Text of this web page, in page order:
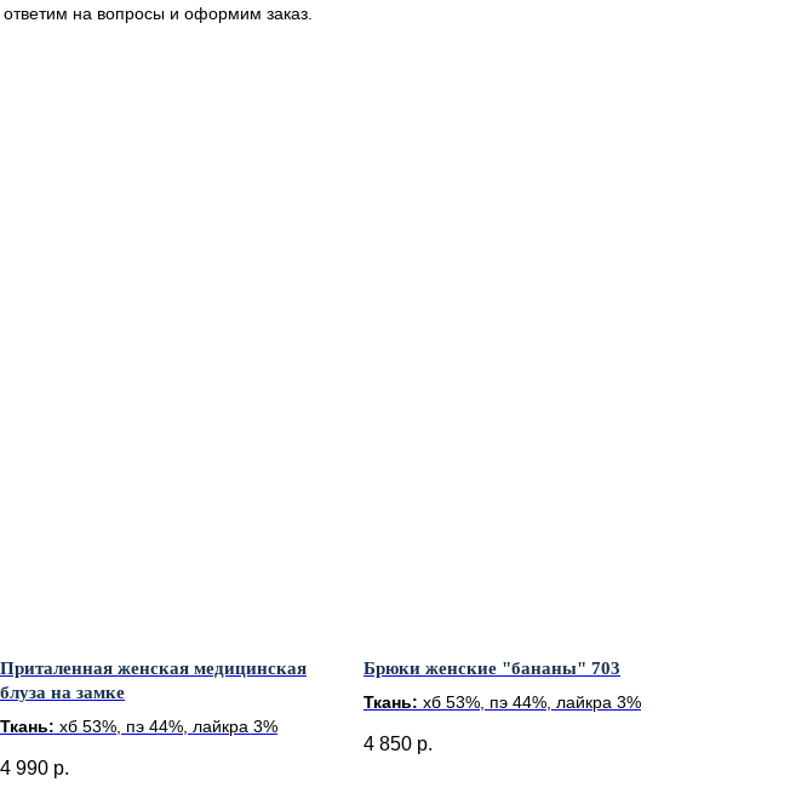
на вопросы и оформим заказ.
Приталенная женская медицинская
блуза на замке
Ткань: хб 53%, пэ 44%, лайкра 3%
4 990 р.
Брюки женские "бананы" 703
Ткань: хб 53%, пэ 44%, лайкра 3%
4 850 р.